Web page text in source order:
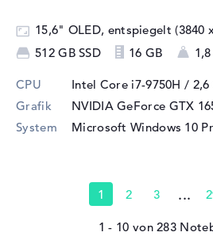
15,6" OLED, entspiegelt (3840
512 GB SSD
16 GB
CPU Intel Core i7-9750H / 2,6
Grafik
NVIDIA GeForce GTX
System
Microsoft Windows 10
1 2 3 ...
1 - 10 von283